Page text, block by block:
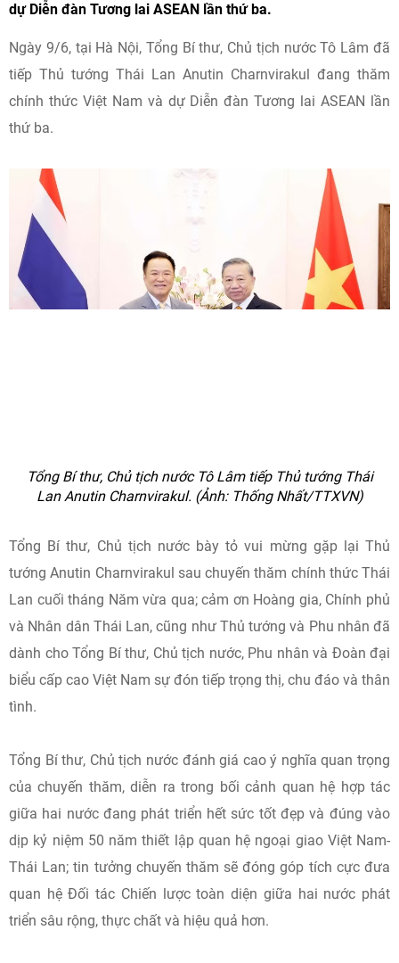
dự Diễn đàn Tương lai ASEAN lần thứ ba.
Ngày 9/6, tại Hà Nội, Tổng Bí thư, Chủ tịch nước Tô Lâm đã
tiếp Thủ tướng Thái Lan Anutin Charnvirakul đang thăm
chính thức Việt Nam và dự Diễn đàn Tương lai ASEAN lần
thứ ba.
Tổng Bí thư, Chủ tịch nước Tô Lâm tiếp Thủ tướng Thái
Lan Anutin Charnvirakul. (Ảnh: Thống Nhất/TTXVN)
Tổng Bí thư, Chủ tịch nước bày tỏ vui mừng gặp lại Thủ
tướng Anutin Charnvirakul sau chuyến thăm chính thức Thái
Lan cuối tháng Năm vừa qua; cảm ơn Hoàng gia, Chính phủ
và Nhân dân Thái Lan, cũng như Thủ tướng và Phu nhân đã
dành cho Tổng Bí thư, Chủ tịch nước, Phu nhân và Đoàn đại
biểu cấp cao Việt Nam sự đón tiếp trọng thị, chu đáo và thân
tình.
Tổng Bí thư, Chủ tịch nước đánh giá cao ý nghĩa quan trọng
của chuyến thăm, diễn ra trong bối cảnh quan hệ hợp tác
giữa hai nước đang phát triển hết sức tốt đẹp và đúng vào
dịp kỷ niệm 50 năm thiết lập quan hệ ngoại giao Việt Nam-
Thái Lan; tin tưởng chuyến thăm sẽ đóng góp tích cực đưa
quan hệ Đối tác Chiến lược toàn diện giữa hai nước phát
triển sâu rộng, thực chất và hiệu quả hơn.